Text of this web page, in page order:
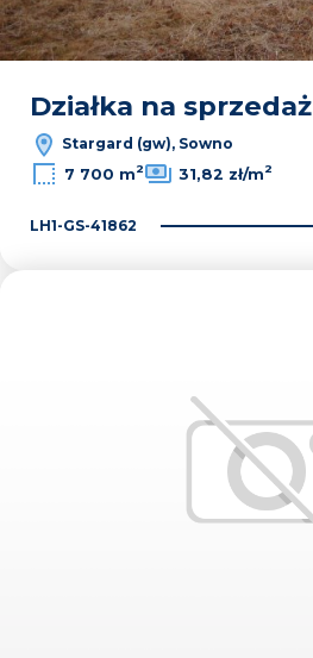
Działka na sprzedaż
Stargard (gw), Sowno
7 700 m2 31,82 zł/m2
LH1-GS-41862